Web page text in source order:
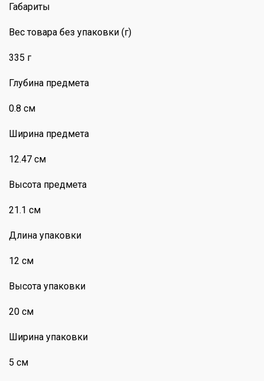
Габариты
Вес товара без упаковки (г)
335 г
Глубина предмета
0.8 см
Ширина предмета
12.47 см
Высота предмета
21.1 см
Длина упаковки
12 см
Высота упаковки
20 см
Ширина упаковки
5 см